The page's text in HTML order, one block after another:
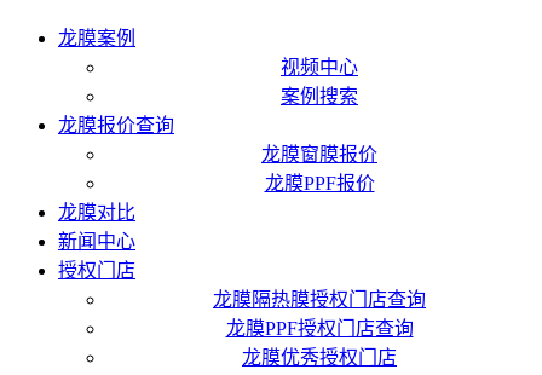
龙膜案例
视频中心
案例搜索
龙膜报价查询
龙膜窗膜报价
龙膜PPF报价
龙膜对比
新闻中心
授权门店
龙膜隔热膜授权门店查询
龙膜PPF授权门店查询
龙膜优秀授权门店